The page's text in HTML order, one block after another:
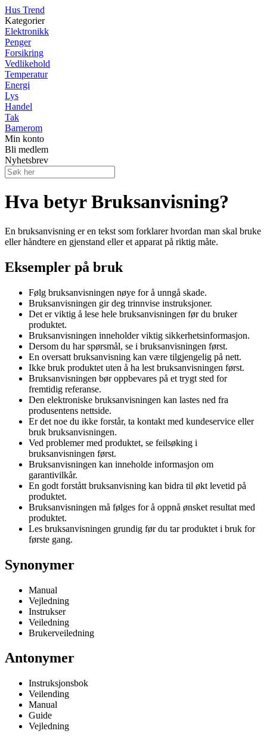
Hus Trend
Kategorier
Elektronikk
Penger
Forsikring
Vedlikehold
Temperatur
Energi
Lys
Handel
Tak
Barnerom
Min konto
Bli medlem
Nyhetsbrev
Hva betyr Bruksanvisning?
En bruksanvisning er en tekst som forklarer hvordan man skal bruke
eller håndtere en gjenstand eller et apparat på riktig måte.
Eksempler på bruk
Følg bruksanvisningen nøye for å unngå skade.
Bruksanvisningen gir deg trinnvise instruksjoner.
Det er viktig å lese hele bruksanvisningen før du bruker
produktet.
Bruksanvisningen inneholder viktig sikkerhetsinformasjon.
Dersom du har spørsmål, se i bruksanvisningen først.
En oversatt bruksanvisning kan være tilgjengelig på nett.
Ikke bruk produktet uten å ha lest bruksanvisningen først.
Bruksanvisningen bør oppbevares på et trygt sted for
fremtidig referanse.
Den elektroniske bruksanvisningen kan lastes ned fra
produsentens nettside.
Er det noe du ikke forstår, ta kontakt med kundeservice eller
bruk bruksanvisningen.
Ved problemer med produktet, se feilsøking i
bruksanvisningen først.
Bruksanvisningen kan inneholde informasjon om
garantivilkår.
En godt forstått bruksanvisning kan bidra til økt levetid på
produktet.
Bruksanvisningen må følges for å oppnå ønsket resultat med
produktet.
Les bruksanvisningen grundig før du tar produktet i bruk for
første gang.
Synonymer
Manual
Vejledning
Instrukser
Veiledning
Brukerveiledning
Antonymer
Instruksjonsbok
Veilending
Manual
Guide
Vejledning